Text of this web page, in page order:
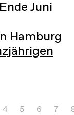
Juni
Hamburg
4 5 6 7